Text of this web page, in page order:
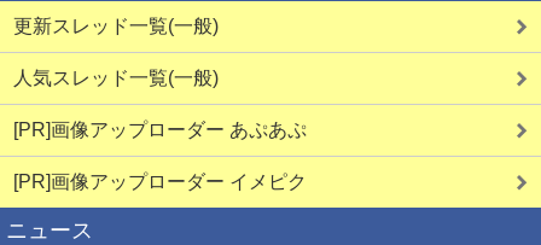
更新スレッド一覧(一般)
人気スレッド一覧(一般)
[PR]画像アップローダー あぷあぷ
[PR]画像アップローダー イメピク
ニュース